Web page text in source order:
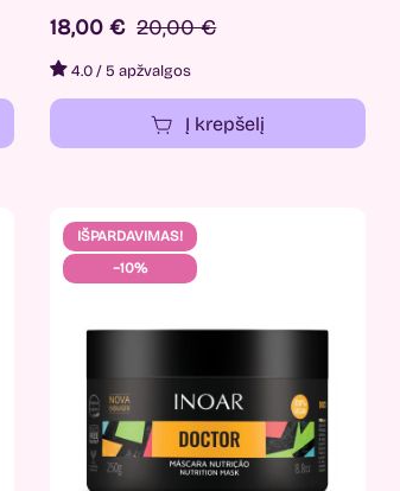
18,00 € 20,00 €
4.0/5 apžvalgos
Į krepšelį
IŠPARDAVIMAS!
−10%